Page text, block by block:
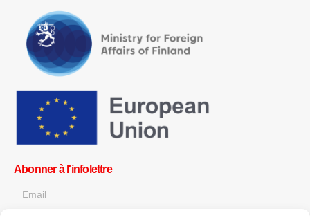
Abonner à l'infolettre